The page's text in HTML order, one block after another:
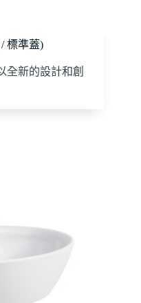
標準蓋)
全新的設計和創